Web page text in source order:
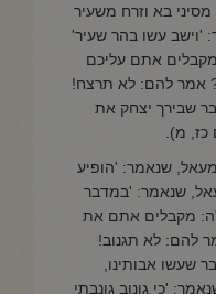
בא וזרח משעיר
'וישב עשו בהר שעיר'
אתם עליכם
אמר להם: לא תרצח!
שבירך יצחק את
מ).
שנאמר: 'הופיע
שנאמר: 'במדבר
מקבלים אתם את
להם: לא תגנוב!
שעשו אבותינו,
'כי גונוב גונבתי